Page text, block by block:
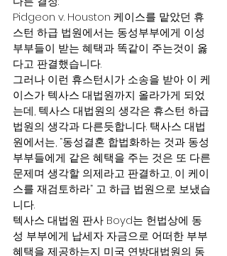
Pidgeon v. Houston 케이스를 맡았던 휴
스턴 하급 법원에서는 동성부부에게 이성
부부들이 받는 혜택과 똑같이 주는것이 옳
다고 판결했습니다.
그러나 이런 휴스턴시가 소송을 받아 이 케
이스가 텍사스 대법원까지 올라가게 되었
는데, 텍사스 대법원의 생각은 휴스턴 하급
법원의 생각과 다른듯합니다. 택사스 대법
원에서는, “동성결혼 합법화하는 것과 동성
부부들에게 같은 혜택을 주는 것은 또 다른
문제며 생각할 의제라고 판결하고, 이 케이
스를 재검토하라” 고 하급 법원으로 보냈습
니다.
텍사스 대법원 판사 Boyd는 헌법상에 동
성 부부에게 납세자 자금으로 어떠한 부부
혜택을 제공하는지 미국 연방대법원의 동